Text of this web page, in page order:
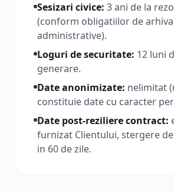
Sesizari civice: 3 ani de la
(conform obligatiilor de
administrative).
Loguri de securitate: 12 luni
generare.
Date anonimizate: nelimitat
constituie date cu caracter
Date post-reziliere contract:
furnizat Clientului, stergere
in 60 de zile.